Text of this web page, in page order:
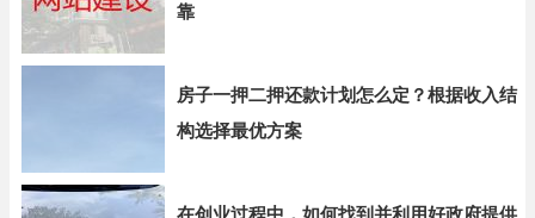
靠
房子一押二押还款计划怎么定？根据收入结
构选择最优方案
在创业过程中，如何找到并利用好政府提供